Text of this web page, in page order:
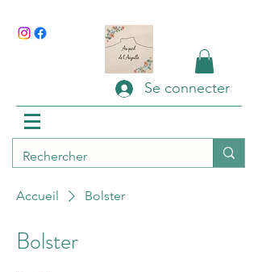
Se connecter
Accueil Bolster
Bolster